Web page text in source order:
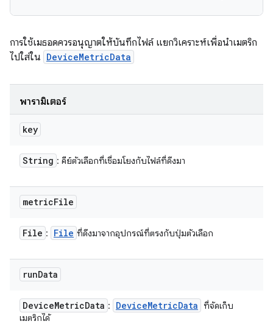
การใช้เมธอดควรอนุญาตให้บันทึกไฟล์ แยกวิเคราะห์เพื่อนำเมตริก
ไปใส่ใน DeviceMetricData
พารามิเตอร์
key
String : คีย์ตัวเลือกที่เชื่อมโยงกับไฟล์ที่ดึงมา
metricFile
File : File ที่ดึงมาจากอุปกรณ์ที่ตรงกับปุ่มตัวเลือก
runData
DeviceMetricData : DeviceMetricData ที่จัดเก็บ
เมตริกได้